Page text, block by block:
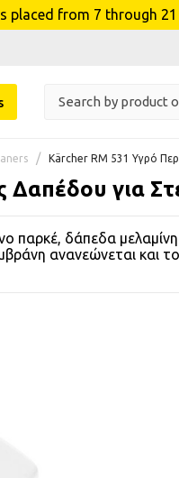
placed from 7 through
Kärcher RM 531 Υγρό
Δαπέδου για
παρκέ, δάπεδα
ανανεώνεται και το